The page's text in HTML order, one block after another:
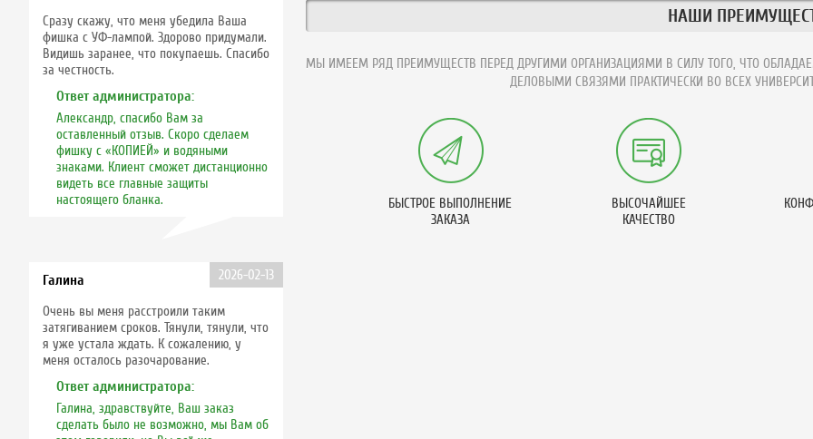
НАШИ
МЫ ИМЕЕМ РЯД ПРЕИМУЩЕСТВ ПЕРЕД ДРУГИМИ ОРГАНИЗАЦИЯМИ В СИЛУ ТОГО, ЧТО
ДЕЛОВЫМИ СВЯЗЯМИ ПРАКТИЧЕСКИ ВО ВСЕХ
БЫСТРОЕ ВЫПОЛНЕНИЕ
ЗАКАЗА
ВЫСОЧАЙШЕЕ
КАЧЕСТВО
Сразу скажу, что меня убедила Ваша
фишка с УФ-лампой. Здорово придумали.
Видишь заранее, что покупаешь. Спасибо
за честность.
Ответ администратора:
Александр, спасибо Вам за
оставленный отзыв. Скоро сделаем
фишку с «КОПИЕЙ» и водяными
знаками. Клиент сможет дистанционно
видеть все главные защиты
настоящего бланка.
Галина 2026-02-13
Очень вы меня расстроили таким
затягиванием сроков. Тянули, тянули, что
я уже устала ждать. К сожалению, у
меня осталось разочарование.
Ответ администратора:
Галина, здравствуйте, Ваш заказ
сделать было не возможно, мы Вам об